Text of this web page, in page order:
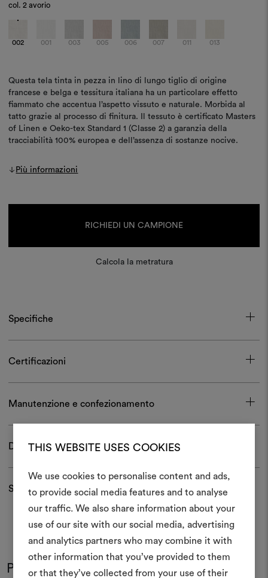
THIS WEBSITE USES COOKIES
We use cookies to personalise content and ads,
to provide social media features and to analyse
our traffic. We also share information about your
use of our site with our social media, advertising
and analytics partners who may combine it with
other information that you’ve provided to them
or that they’ve collected from your use of their
col.2 avorio
002 001 003 005 006 007 011 013
Questa tela tinta in pezza in lino di lungo tiglio di origine
francese e belga e tessitura italiana ha un particolare effetto
fiammato che accentua l’aspetto vissuto e naturale. Morbida al
tatto grazie al processo di finitura. Il tessuto è certificato Masters
of Linen e Oeko-tex Standard 1 (Classe 2) a garanzia della
tracciabilità 100% europea e dell’assenza di sostanze nocive.
Più informazioni
RICHIEDI UN CAMPIONE
Calcola la metratura
Specifiche
Certificazioni
Manutenzione e confezionamento
Download
Spedizioni e resi
Potrebbe interessarti anche
Crea
Uno strumento interattivo
e condividere le tue idee,